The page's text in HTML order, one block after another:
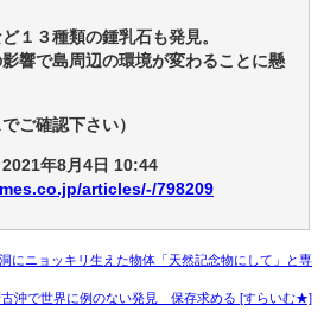
１３種類の鍾乳石も発見。
響で島周辺の環境が変わることに懸
ご確認下さい）
年8月4日 10:44
articles/-/798209
にニョッキリ生えた物体「天然記念物にして」と専
沖で世界に例のない発見 保存求める [すらいむ★]